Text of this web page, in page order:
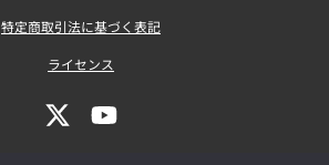
特定商取引法に基づく表記
ライセンス